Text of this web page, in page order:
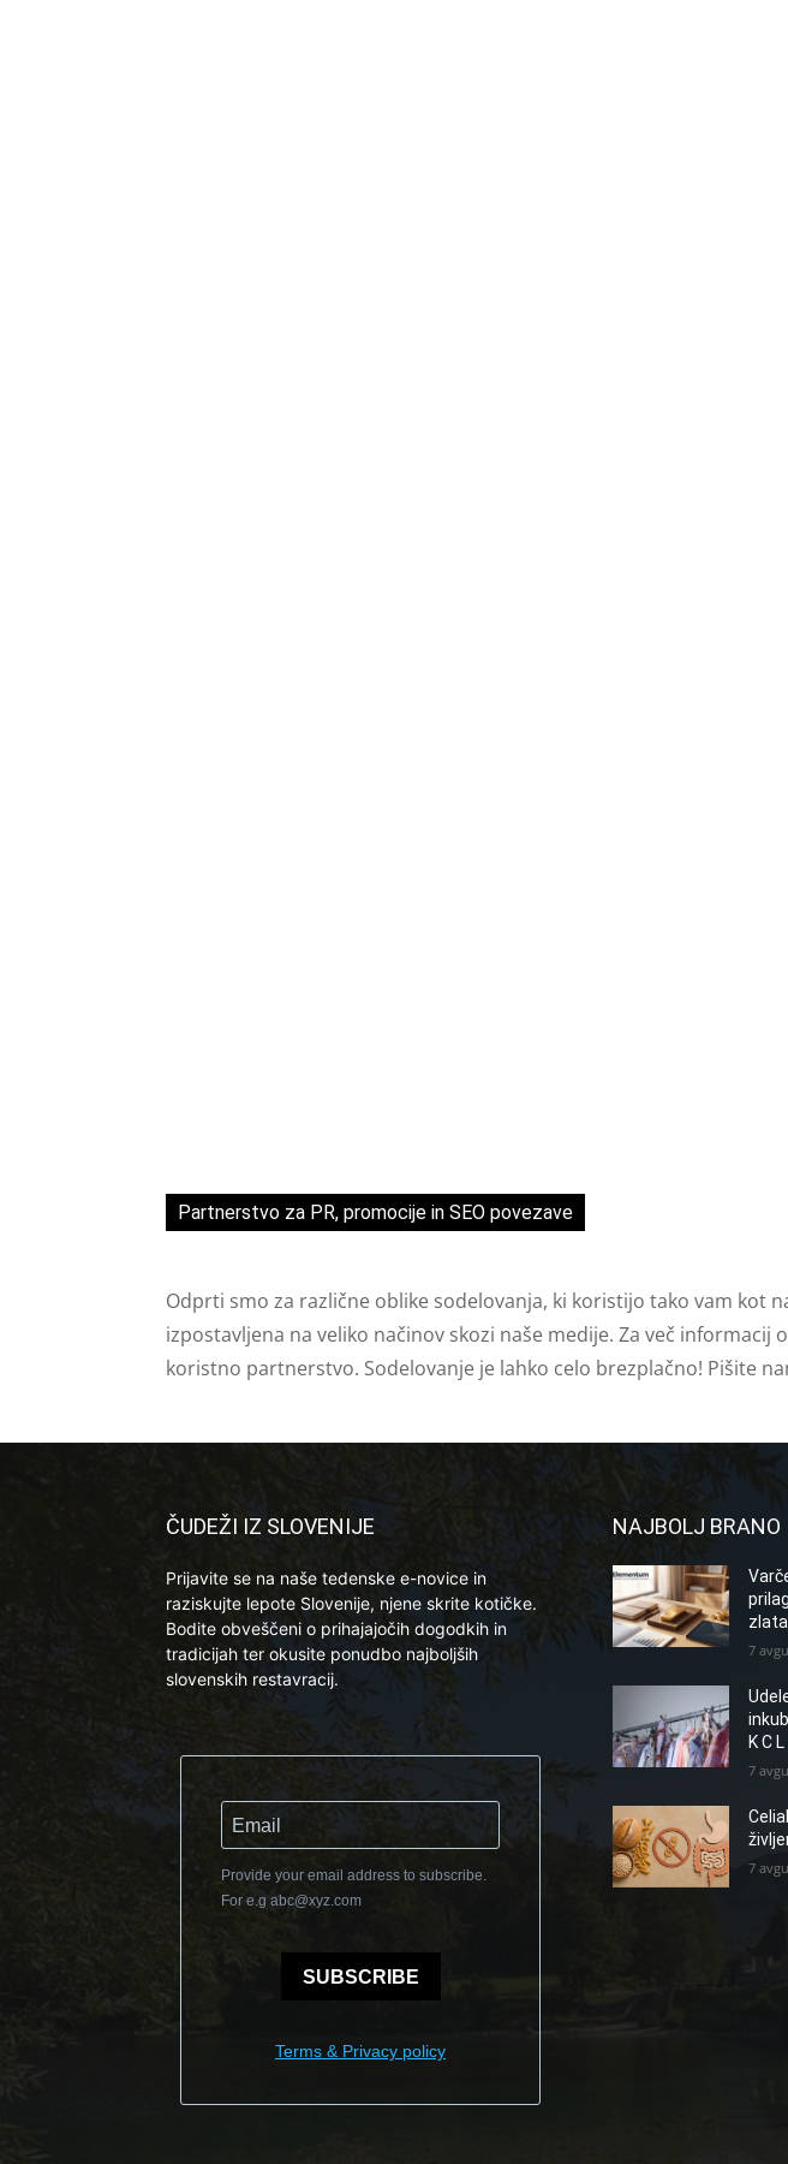
Partnerstvo za PR, promocije in SEO povezave
Odprti smo za različne oblike sodelovanja, ki koristijo tako vam kot
izpostavljena na veliko načinov skozi naše medije. Za več
koristno partnerstvo. Sodelovanje je lahko celo brezplačno! Pišite
ČUDEŽI IZ SLOVENIJE
Prijavite se na naše tedenske e-novice in
raziskujte lepote Slovenije, njene skrite kotičke.
Bodite obveščeni o prihajajočih dogodkih in
tradicijah ter okusite ponudbo najboljših
slovenskih restavracij.
Provide your email address to subscribe.
For e.g abc@xyz.com
SUBSCRIBE
Terms & Privacy policy
NAJBOLJ BRANO
7
K C L
7
7